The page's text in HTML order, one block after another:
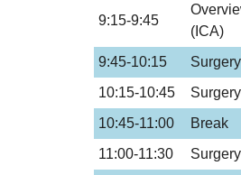
9:15-9:45
(ICA)
9:45-10:15
10:15-10:45
10:45-11:00
Break
11:00-11:30